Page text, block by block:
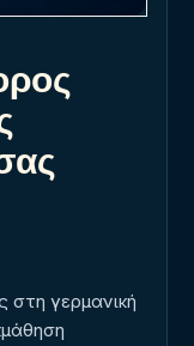
στη γερμανική